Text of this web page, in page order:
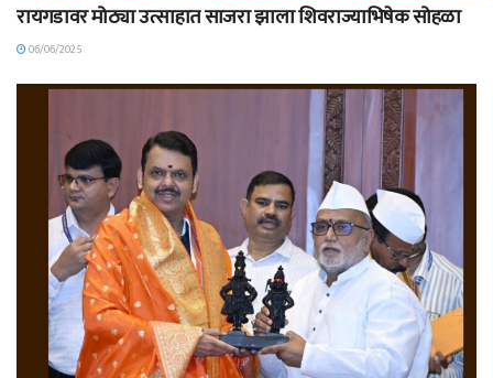
रायगडावर मोठ्या उत्साहात साजरा झाला शिवराज्याभिषेक सोहळा
06/06/2025